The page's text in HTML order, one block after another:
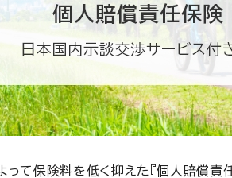
て保険料を低く抑えた『個人賠償責